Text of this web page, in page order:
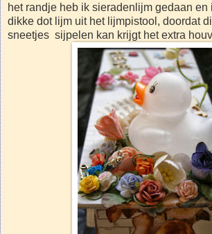
het randje heb ik sieradenlijm gedaan en
dikke dot lijm uit het lijmpistool, doordat
sneetjes sijpelen kan krijgt het extra